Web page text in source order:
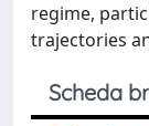
regime,
trajectories
Scheda